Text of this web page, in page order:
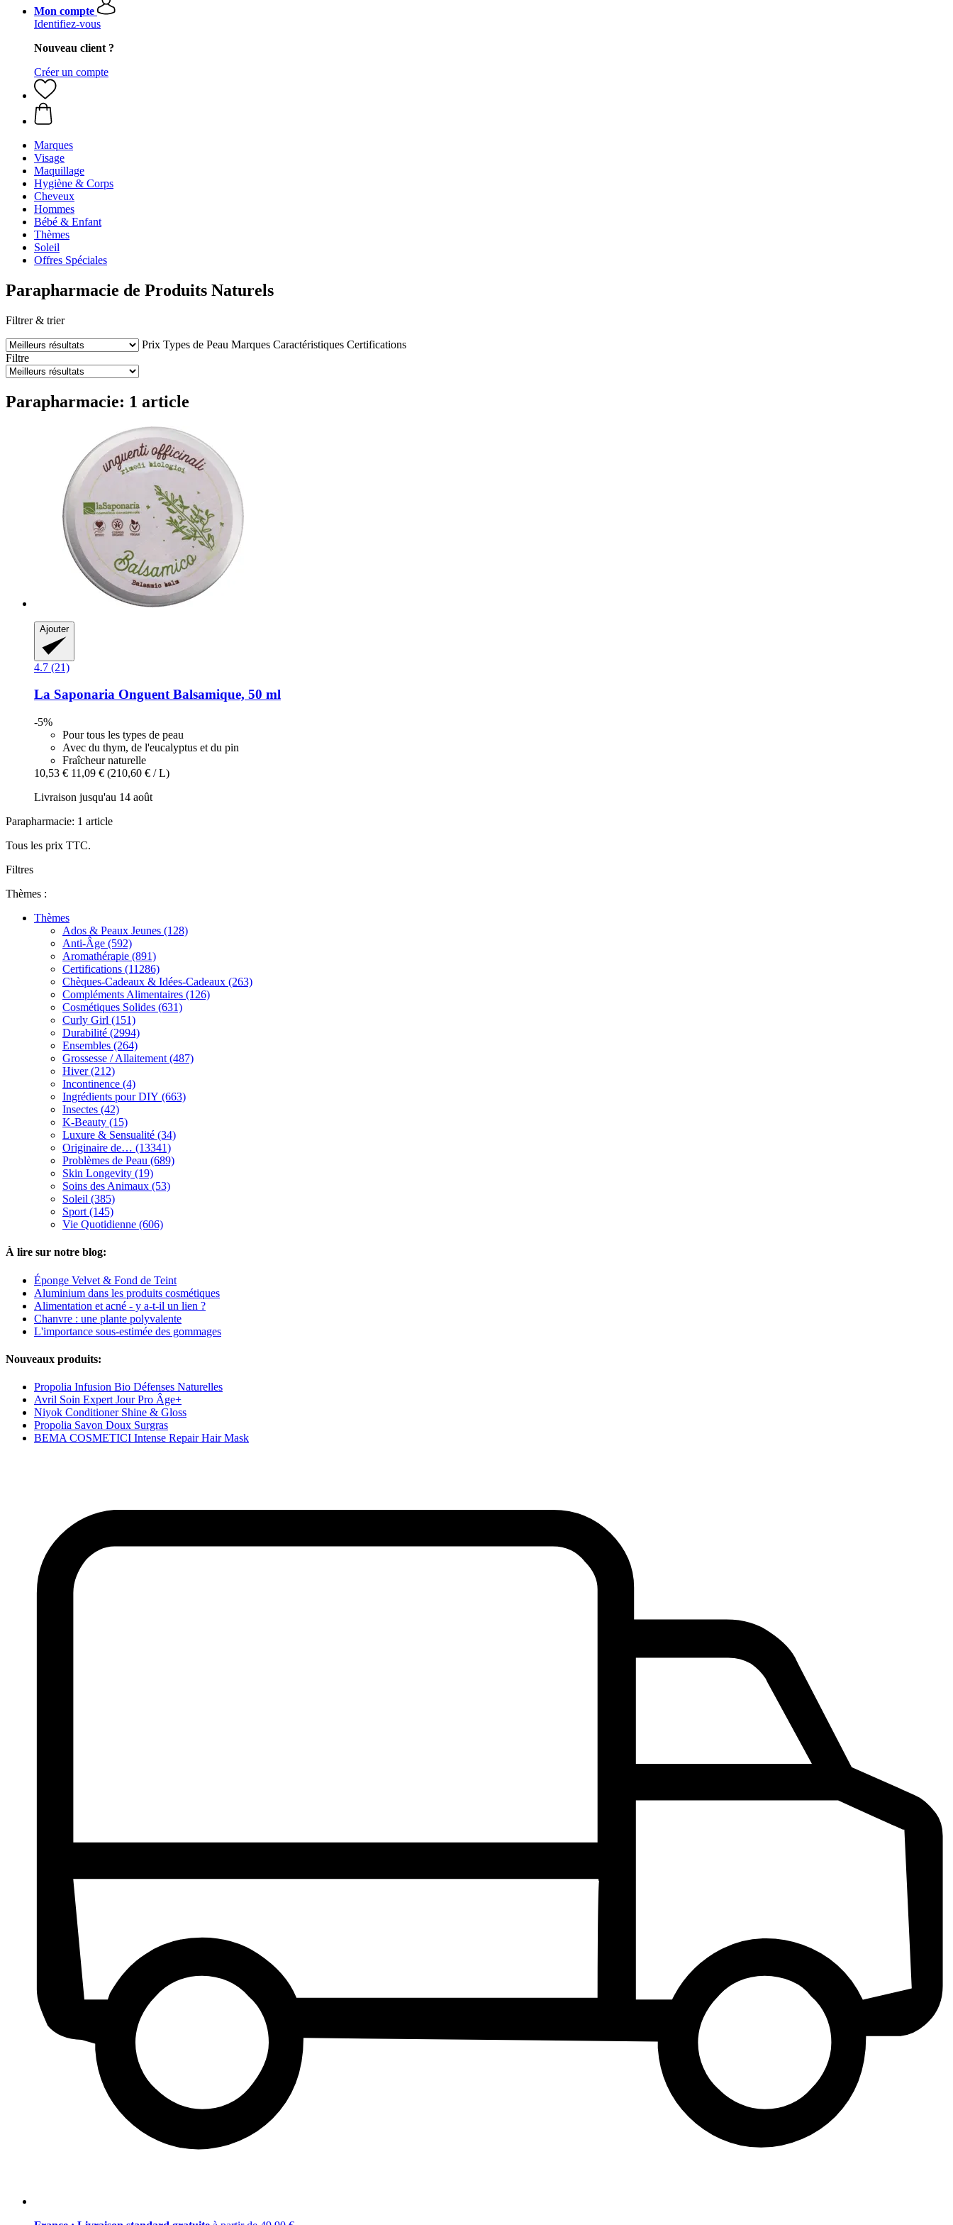
Mon compte
Identifiez-vous
Nouveau client ?
Créer un compte
Marques
Visage
Maquillage
Hygiène & Corps
Cheveux
Hommes
Bébé & Enfant
Thèmes
Soleil
Offres Spéciales
Parapharmacie de Produits Naturels
Filtrer & trier
Prix Types de Peau Marques Caractéristiques Certifications
Filtre
Parapharmacie: 1 article
Ajouter
4.7 (21)
La Saponaria Onguent Balsamique, 50 ml
-5%
Pour tous les types de peau
Avec du thym, de l'eucalyptus et du pin
Fraîcheur naturelle
10,53 € 11,09 € (210,60 € / L)
Livraison jusqu'au 14 août
Parapharmacie: 1 article
Tous les prix TTC.
Filtres
Thèmes :
Thèmes
Ados & Peaux Jeunes (128)
Anti-Âge (592)
Aromathérapie (891)
Certifications (11286)
Chèques-Cadeaux & Idées-Cadeaux (263)
Compléments Alimentaires (126)
Cosmétiques Solides (631)
Curly Girl (151)
Durabilité (2994)
Ensembles (264)
Grossesse / Allaitement (487)
Hiver (212)
Incontinence (4)
Ingrédients pour DIY (663)
Insectes (42)
K-Beauty (15)
Luxure & Sensualité (34)
Originaire de… (13341)
Problèmes de Peau (689)
Skin Longevity (19)
Soins des Animaux (53)
Soleil (385)
Sport (145)
Vie Quotidienne (606)
À lire sur notre blog:
Éponge Velvet & Fond de Teint
Aluminium dans les produits cosmétiques
Alimentation et acné - y a-t-il un lien ?
Chanvre : une plante polyvalente
L'importance sous-estimée des gommages
Nouveaux produits:
Propolia Infusion Bio Défenses Naturelles
Avril Soin Expert Jour Pro Âge+
Niyok Conditioner Shine & Gloss
Propolia Savon Doux Surgras
BEMA COSMETICI Intense Repair Hair Mask